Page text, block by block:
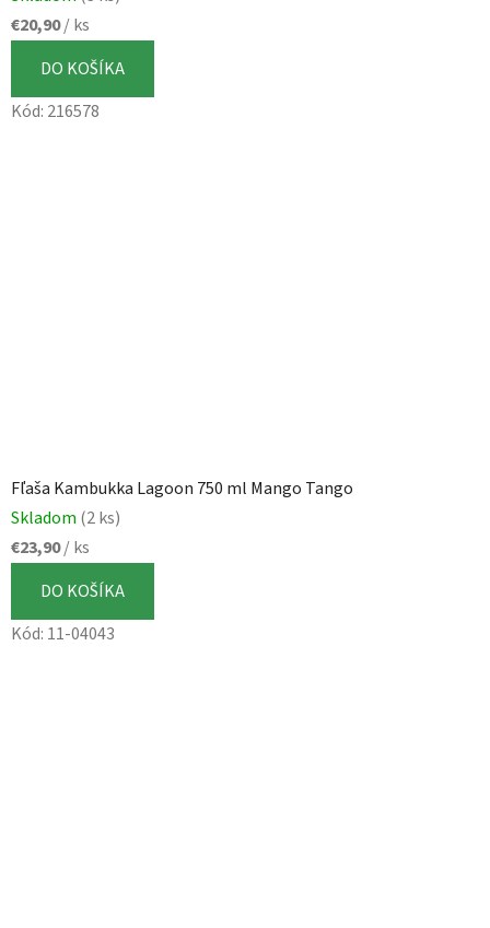
€20,90/ ks
DO KOŠÍKA
Kód: 216578
Fľaša Kambukka Lagoon 750 ml Mango Tango
Skladom (2 ks)
€23,90/ ks
DO KOŠÍKA
Kód: 11-04043